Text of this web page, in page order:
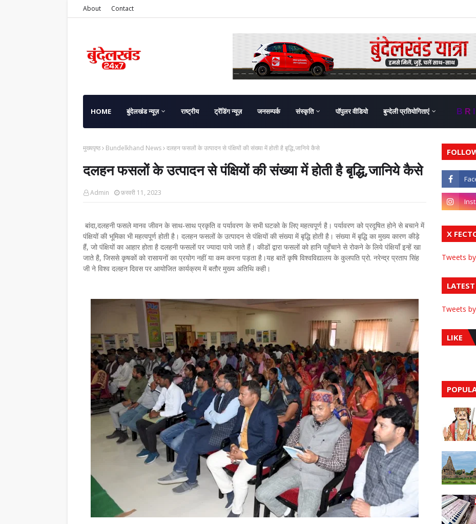
About Contact
HOME बुंदेलखंड न्यूज़ राष्ट्रीय ट्रेंडिंग न्यूज़ जनसम्पर्क संस्कृति पॉपुलर वीडियो बुन्देली प्रतियोगिताएं B R
मुख्यपृष्ठ Bundelkhand News दलहन फसलों के उत्पादन से पंक्षियों की संख्या में होती है बृद्धि,जानिये कैसे
दलहन फसलों के उत्पादन से पंक्षियों की संख्या में होती है बृद्धि,जानिये कैसे
Admin फ़रवरी 11, 2023
बांदा,दलहनी फसले मानव जीवन के साथ-साथ प्रकृति व पर्यावरण के सभी घटको के लिए महत्वपूर्ण है। पर्यावरण को प्रदूषित होने से बचाने में
पंक्षियों की भूमिका भी महत्वपूर्ण होती है। दलहन फसलों के उत्पादन से पंक्षियों की संख्या में बृद्धि होती है। संख्या में बृद्धि का मुख्य कारण कीड़े
हैं, जो पंक्षियों का आहार होता है दलहनी फसलों पर ज्यादा पाये जाते हैं। कीडों द्वारा फसलों को हानि पहुँचाने से रोकने के लिये पंक्षियाँ इन्हें खा
जाते है, जिससे कृषकों को रासायनों का प्रयोग नहीं या कम करना पड़ता है।यह बातें कृषि विश्वविद्यालय के कुलपति प्रो. नरेन्द्र प्रताप सिंह
जी ने विश्व दलहन दिवस पर आयोजित कार्यक्रम में बतौर मुख्य अतिथि कही।
X
Tweets
Tweets
LIKE